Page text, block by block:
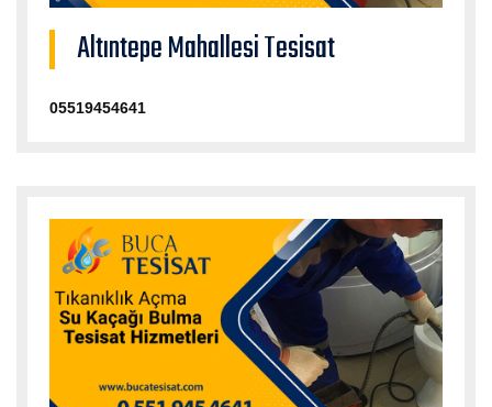
Altıntepe Mahallesi Tesisat
05519454641